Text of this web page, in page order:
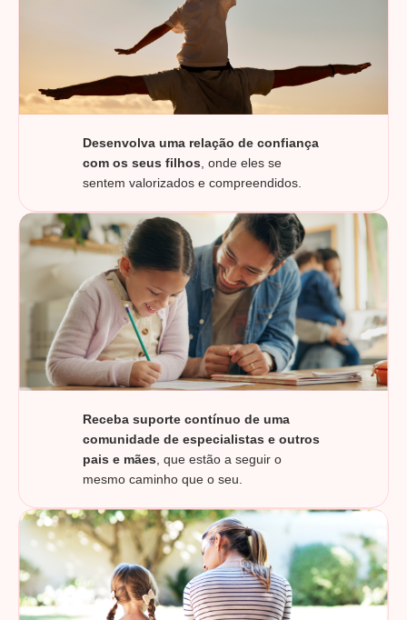
Desenvolva uma relação de confiança
com os seus filhos , onde eles se
sentem valorizados e compreendidos.
Receba suporte contínuo de uma
comunidade de especialistas e outros
pais e mães, que estão a seguir o
mesmo caminho que o seu.